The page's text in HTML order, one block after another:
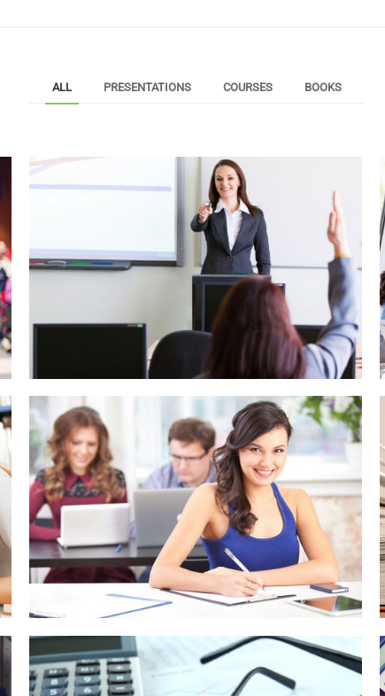
ALL PRESENTATIONS COURSES BOOKS